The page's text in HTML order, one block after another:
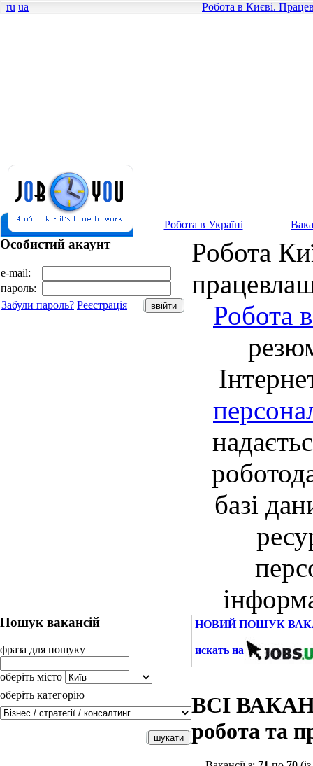
ru ua Робота в Києві.
Робота в Україні
Особистий акаунт
e-mail:
пароль:
Забули пароль? Реєстрація
Робота
Робота
базі
Пошук вакансій
фраза для пошуку
оберіть місто
оберіть категорію
НОВИЙ ПОШУК
искать на
ВСІ
робота та